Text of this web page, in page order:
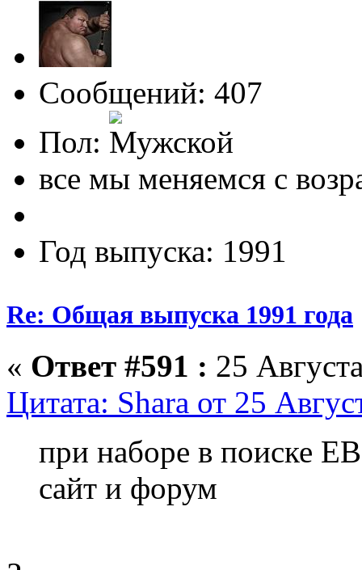
Сообщений: 407
Пол:
все мы меняемся с
Год выпуска: 1991
Re: Общая выпуска 1991 года
« Ответ #591 : 25
Цитата: Shara от 25
при наборе в поиске
сайт и форум